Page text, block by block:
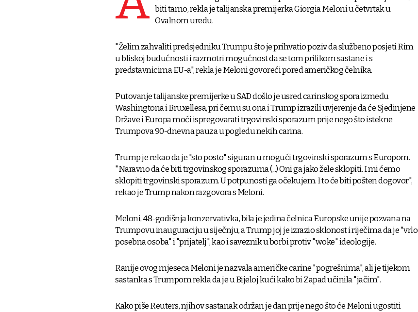
biti tamo, rekla je talijanska premijerka Giorgia Meloni u četvrtak u
Ovalnom uredu.
"Želim zahvaliti predsjedniku Trumpu što je prihvatio poziv da službeno posjeti Rim
u bliskoj budućnosti i razmotri mogućnost da se tom prilikom sastane i s
predstavnicima EU-a", rekla je Meloni govoreći pored američkog čelnika.
Putovanje talijanske premijerke u SAD došlo je usred carinskog spora između
Washingtona i Bruxellesa, pri čemu su ona i Trump izrazili uvjerenje da će Sjedinjene
Države i Europa moći ispregovarati trgovinski sporazum prije nego što istekne
Trumpova 90-dnevna pauza u pogledu nekih carina.
Trump je rekao da je "sto posto" siguran u mogući trgovinski sporazum s Europom.
"Naravno da će biti trgovinskog sporazuma (...) Oni ga jako žele sklopiti. I mi ćemo
sklopiti trgovinski sporazum. U potpunosti ga očekujem. I to će biti pošten dogovor",
rekao je Trump nakon razgovora s Meloni.
Meloni, 48-godišnja konzervativka, bila je jedina čelnica Europske unije pozvana na
Trumpovu inauguraciju u siječnju, a Trump joj je izrazio sklonost i riječima da je "vrlo
posebna osoba" i "prijatelj", kao i saveznik u borbi protiv "woke" ideologije.
Ranije ovog mjeseca Meloni je nazvala američke carine "pogrešnima", ali je tijekom
sastanka s Trumpom rekla da je u Bijeloj kući kako bi Zapad učinila "jačim".
Kako piše Reuters, njihov sastanak održan je dan prije nego što će Meloni ugostiti